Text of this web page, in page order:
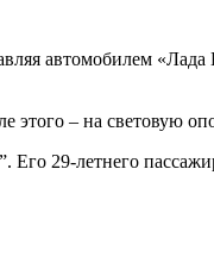
автомобилем
– на световую
29-летнего